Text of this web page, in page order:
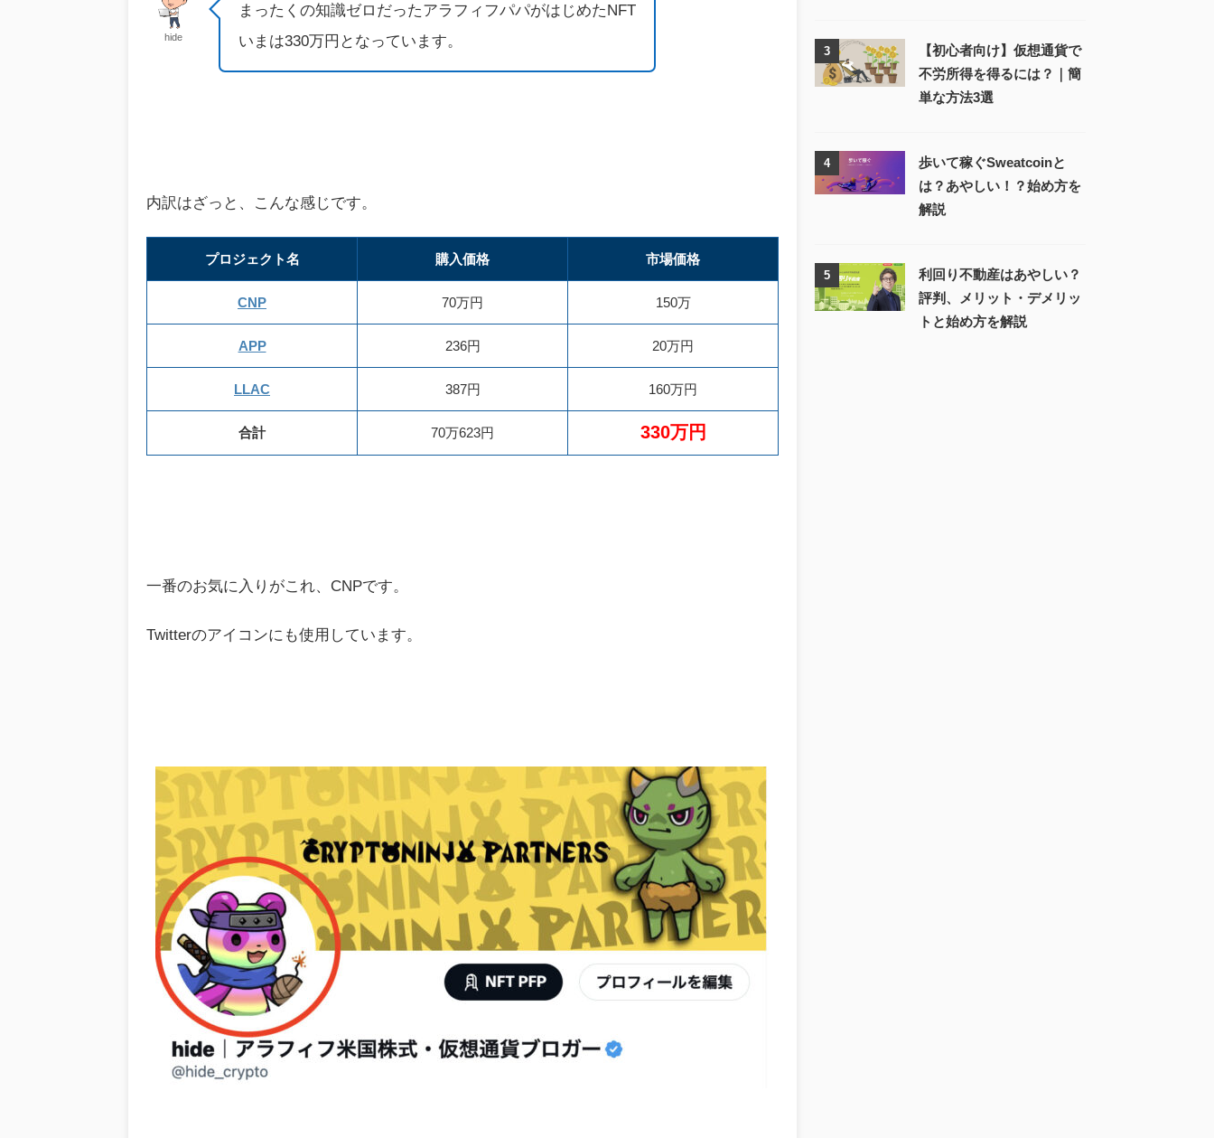
hide
まったくの知識ゼロだったアラフィフパパがはじめたNFT
いまは330万円となっています。
内訳はざっと、こんな感じです。
プロジェクト名 購入価格 市場価格
CNP 70万円 150万
APP 236円 20万円
LLAC 387円 160万円
合計 70万623円 330万円
一番のお気に入りがこれ、CNPです。
Twitterのアイコンにも使用しています。
3
【初心者向け】仮想通貨で
不労所得を得るには？｜簡
単な方法3選
4
歩いて稼ぐSweatcoinと
は？あやしい！？始め方を
解説
5
利回り不動産はあやしい？
評判、メリット・デメリッ
トと始め方を解説